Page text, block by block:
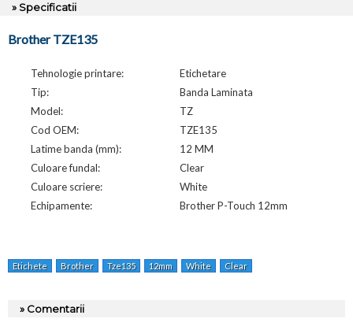
» Specificatii
Brother TZE135
Tehnologie printare:
Etichetare
Tip:
Banda Laminata
Model:
TZ
Cod OEM:
TZE135
Latime banda (mm):
12 MM
Culoare fundal:
Clear
Culoare scriere:
White
Echipamente:
Brother P-Touch 12mm
Etichete Brother Tze135 12mm White Clear
» Comentarii